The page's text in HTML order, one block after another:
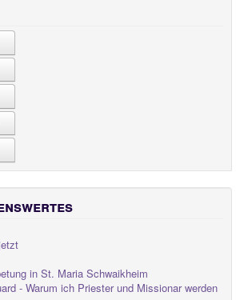
in St. Maria Schwaikheim
- Warum ich Priester und Missionar werden